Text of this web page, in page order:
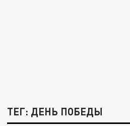
ТЕГ: ДЕНЬ ПОБЕДЫ